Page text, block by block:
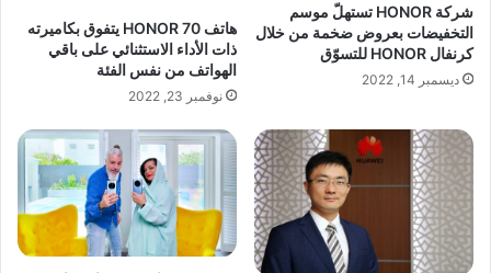
شركة HONOR تستهلّ موسم
التخفيضات بعروض ضخمة من خلال
كرنفال HONOR للتسوّق
ديسمبر 14, 2022
هاتف HONOR 70 يتفوق بكاميرته
ذات الأداء الاستثنائي على باقي
الهواتف من نفس الفئة
نوفمبر 23, 2022